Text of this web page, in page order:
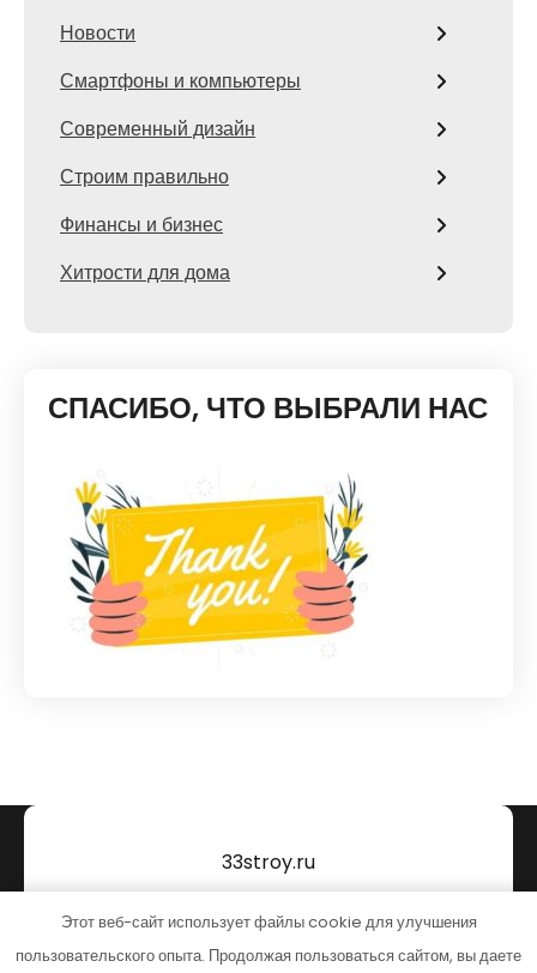
Новости
Смартфоны и компьютеры
Современный дизайн
Строим правильно
Финансы и бизнес
Хитрости для дома
СПАСИБО, ЧТО ВЫБРАЛИ НАС
33stroy.ru
Тема от Grace Themes
Этот веб-сайт использует файлы cookie для улучшения
пользовательского опыта. Продолжая пользоваться сайтом, вы даете